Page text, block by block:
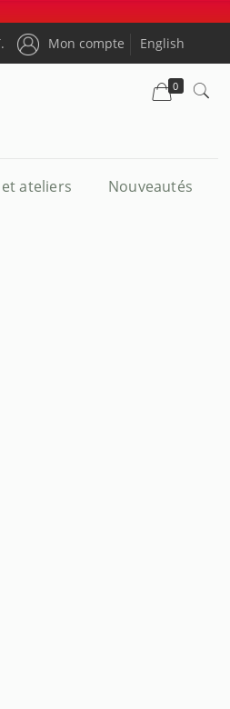
Mon compte English
ateliers Nouveautés
0